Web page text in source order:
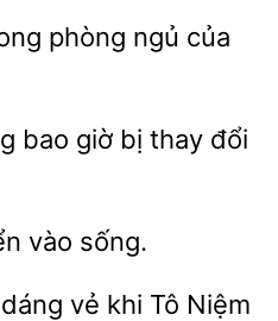
phòng ngủ
bao giờ
thay
dáng vẻ khi Tô Niệm